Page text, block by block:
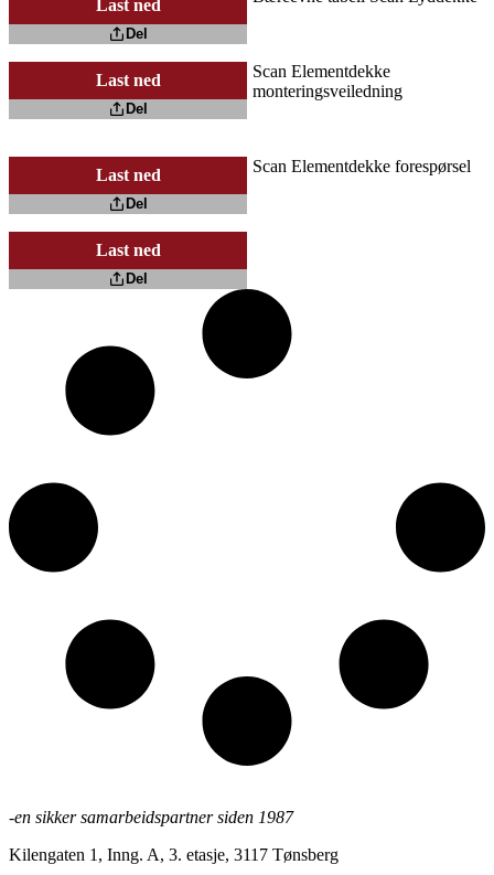
Last ned
Del
Last ned
Del
Scan Elementdekke
monteringsveiledning
Last ned
Del
Scan Elementdekke forespørsel
Last ned
Del
-en sikker samarbeidspartner siden 1987
Kilengaten 1, Inng. A, 3. etasje, 3117 Tønsberg